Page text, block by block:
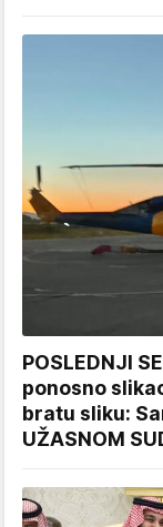
POSLEDNJI
ponosno
bratu sliku:
UŽASNOM